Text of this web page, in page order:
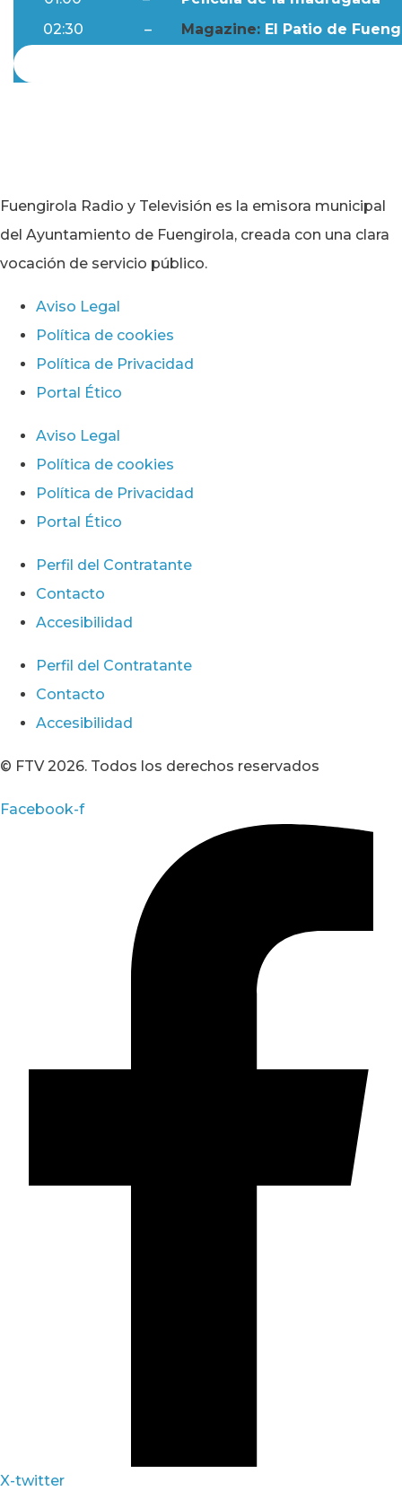
02:30
– Magazine: El Patio de
Fuengirola Radio y Televisión es la emisora municipal
del Ayuntamiento de Fuengirola, creada con una clara
vocación de servicio público.
Aviso Legal
Política de cookies
Política de Privacidad
Portal Ético
Aviso Legal
Política de cookies
Política de Privacidad
Portal Ético
Perfil del Contratante
Contacto
Accesibilidad
Perfil del Contratante
Contacto
Accesibilidad
© FTV 2026. Todos los derechos reservados
Facebook-f
X-twitter